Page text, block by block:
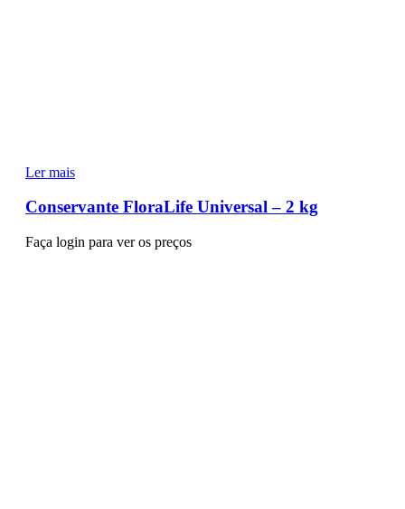
Ler mais
Conservante FloraLife Universal – 2 kg
Faça login para ver os preços